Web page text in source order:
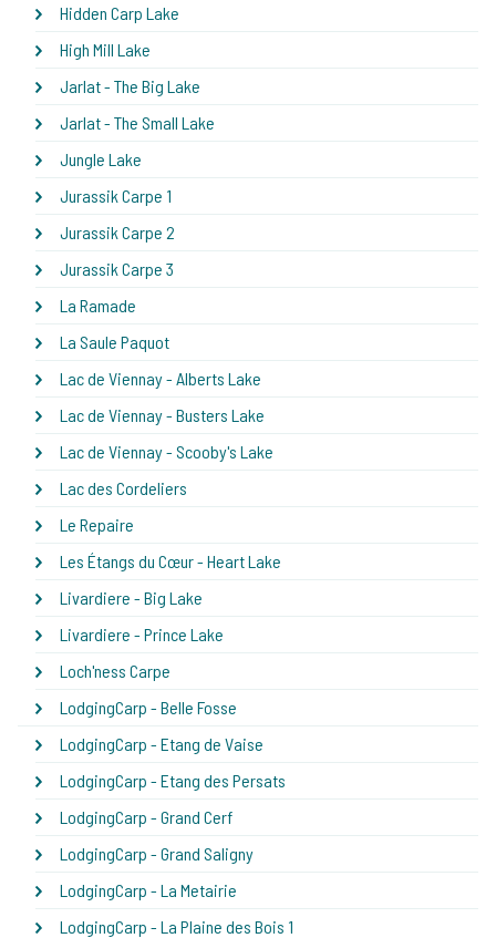
Hidden Carp Lake
High Mill Lake
Jarlat - The Big Lake
Jarlat - The Small Lake
Jungle Lake
Jurassik Carpe 1
Jurassik Carpe 2
Jurassik Carpe 3
La Ramade
La Saule Paquot
Lac de Viennay - Alberts Lake
Lac de Viennay - Busters Lake
Lac de Viennay - Scooby's Lake
Lac des Cordeliers
Le Repaire
Les Étangs du Cœur - Heart Lake
Livardiere - Big Lake
Livardiere - Prince Lake
Loch'ness Carpe
LodgingCarp - Belle Fosse
LodgingCarp - Etang de Vaise
LodgingCarp - Etang des Persats
LodgingCarp - Grand Cerf
LodgingCarp - Grand Saligny
LodgingCarp - La Metairie
LodgingCarp - La Plaine des Bois 1